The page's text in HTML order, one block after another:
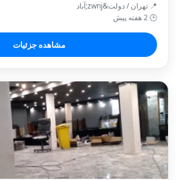
📍 تهران / دولت&zwnj;آباد
🕒 2 هفته پیش
مشاهده جزئیات